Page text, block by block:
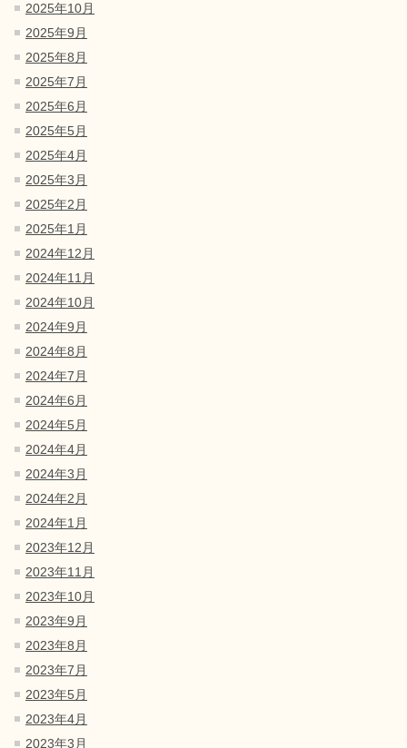
2025年10月
2025年9月
2025年8月
2025年7月
2025年6月
2025年5月
2025年4月
2025年3月
2025年2月
2025年1月
2024年12月
2024年11月
2024年10月
2024年9月
2024年8月
2024年7月
2024年6月
2024年5月
2024年4月
2024年3月
2024年2月
2024年1月
2023年12月
2023年11月
2023年10月
2023年9月
2023年8月
2023年7月
2023年5月
2023年4月
2023年3月